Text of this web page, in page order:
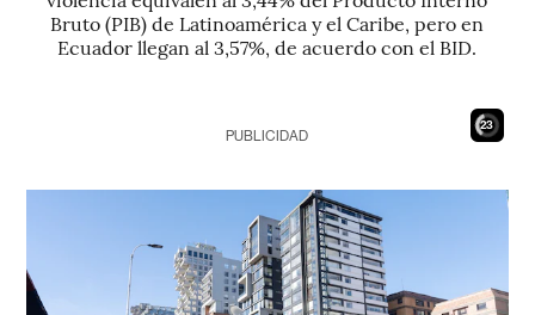
Bruto (PIB) de Latinoamérica y el Caribe, pero en
Ecuador llegan al 3,57%, de acuerdo con el BID.
21
PUBLICIDAD